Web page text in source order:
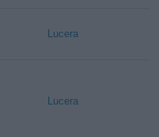
Lucera
Lucera